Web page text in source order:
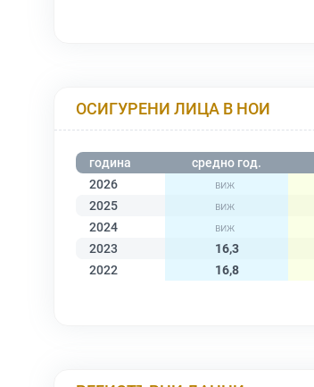
ОСИГУРЕНИ ЛИЦА В НОИ
година средно год.
2026
2025
2024
2023
16,3
2022
16,8